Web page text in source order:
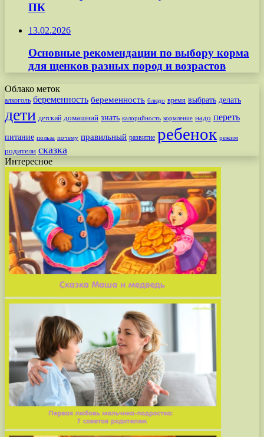
ПК
13.02.2026
Основные рекомендации по выбору корма
для щенков разных пород и возрастов
Облако меток
алкоголь беременность беременность блюдо время выбрать делать
дети детский домашний знать калорийность кормление надо переть
питание польза почему правильный развитие ребенок режим
родители сказка
Интересное